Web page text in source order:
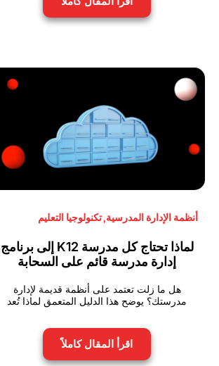
أنظمة الإدارة المدرسية,تكنولوجيا التعليم
لماذا تحتاج كل مدرسة K12 إلى برنامج
إدارة مدرسة قائم على السحابة
هل ما زلت تعتمد على أنظمة قديمة لإدارة
مدرستك؟ يوضح هذا الدليل المتعمق لماذا تُعد
اقرأ المقال كاملاً